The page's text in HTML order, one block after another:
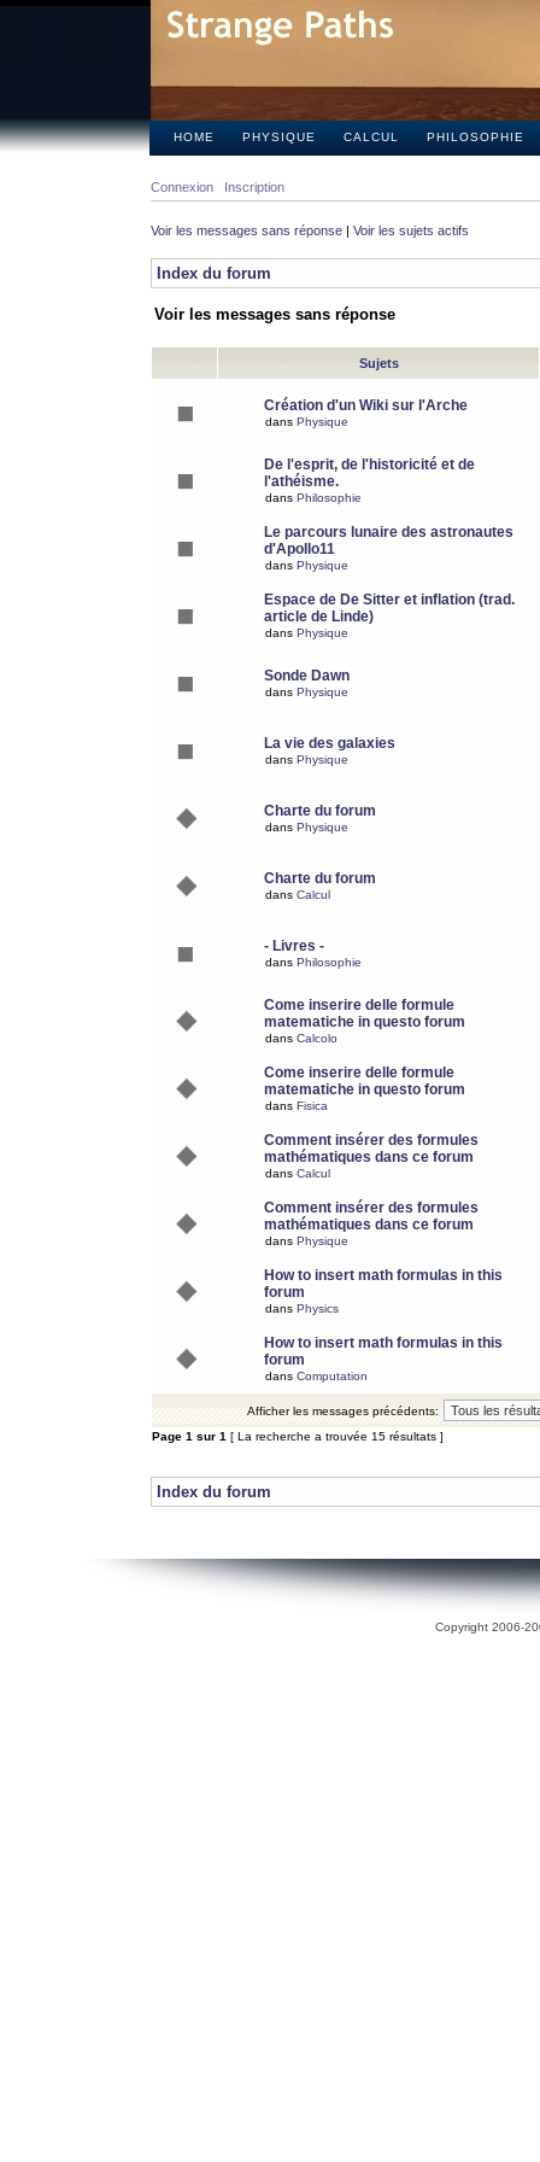
HOME PHYSIQUE CALCUL PHILOSOPHIE
Connexion Inscription
Voir les messages sans réponse | Voir les sujets actifs
Index du forum
Voir les messages sans réponse
Sujets
Création d'un Wiki sur l'Arche
dans Physique
De l'esprit, de l'historicité et de
l'athéisme.
dans Philosophie
Le parcours lunaire des astronautes
d'Apollo11
dans Physique
Espace de De Sitter et inflation (trad.
article de Linde)
dans Physique
Sonde Dawn
dans Physique
La vie des galaxies
dans Physique
Charte du forum
dans Physique
Charte du forum
dans Calcul
- Livres -
dans Philosophie
Come inserire delle formule
matematiche in questo forum
dans Calcolo
Come inserire delle formule
matematiche in questo forum
dans Fisica
Comment insérer des formules
mathématiques dans ce forum
dans Calcul
Comment insérer des formules
mathématiques dans ce forum
dans Physique
How to insert math formulas in this
forum
dans Physics
How to insert math formulas in this
forum
dans Computation
Afficher les messages précédents:
Page 1 sur 1 [ La recherche a trouvée 15 résultats ]
Index du forum
Copyright 2006-